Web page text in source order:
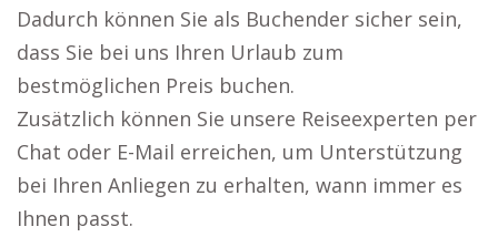
Dadurch können Sie als Buchender sicher sein,
dass Sie bei uns Ihren Urlaub zum
bestmöglichen Preis buchen.
Zusätzlich können Sie unsere Reiseexperten per
Chat oder E-Mail erreichen, um Unterstützung
bei Ihren Anliegen zu erhalten, wann immer es
Ihnen passt.